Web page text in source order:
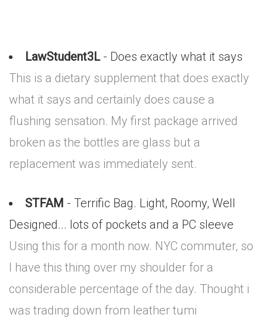
LawStudent3L- Does exactly what it says
This is a dietary supplement that does exactly
what it says and certainly does cause a
flushing sensation. My first package arrived
broken as the bottles are glass but a
replacement was immediately sent.
STFAM - Terrific Bag. Light, Roomy, Well
Designed... lots of pockets and a PC sleeve
Using this for a month now. NYC commuter, so
I have this thing over my shoulder for a
considerable percentage of the day. Thought i
was trading down from leather tumi